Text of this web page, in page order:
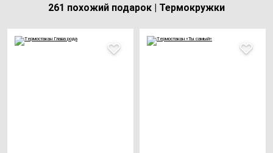
261 похожий подарок | Термокружки